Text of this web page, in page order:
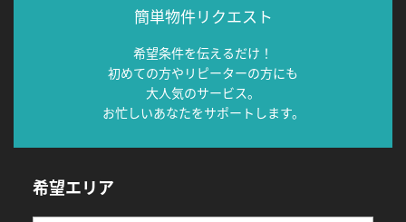
簡単物件リクエスト
希望条件を伝えるだけ！
初めての方やリピーターの方にも
大人気のサービス。
お忙しいあなたをサポートします。
希望エリア